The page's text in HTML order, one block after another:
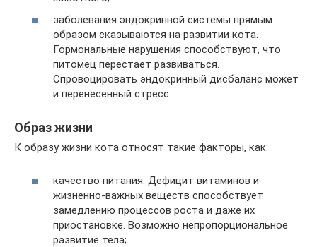
заболевания эндокринной системы прямым
образом сказываются на развитии кота.
Гормональные нарушения способствуют, что
питомец перестает развиваться.
Спровоцировать эндокринный дисбаланс может
и перенесенный стресс.
Образ жизни
К образу жизни кота относят такие факторы, как:
качество питания. Дефицит витаминов и
жизненно-важных веществ способствует
замедлению процессов роста и даже их
приостановке. Возможно непропорциональное
развитие тела;